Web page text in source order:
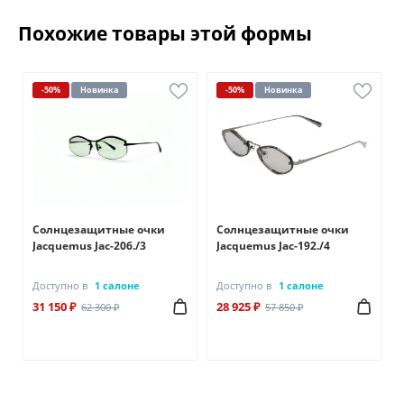
Похожие товары этой формы
-50% Новинка
Солнцезащитные очки
Jacquemus Jac-206./3
Доступно в 1 салоне
31 150 ₽ 62 300 ₽
-50% Новинка
Солнцезащитные очки
Jacquemus Jac-192./4
Доступно в 1 салоне
28 925 ₽ 57 850 ₽